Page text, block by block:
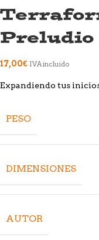
Preludio
17,00€ IVA incluido
Expandiendo tus
PESO
DIMENSIONES
AUTOR